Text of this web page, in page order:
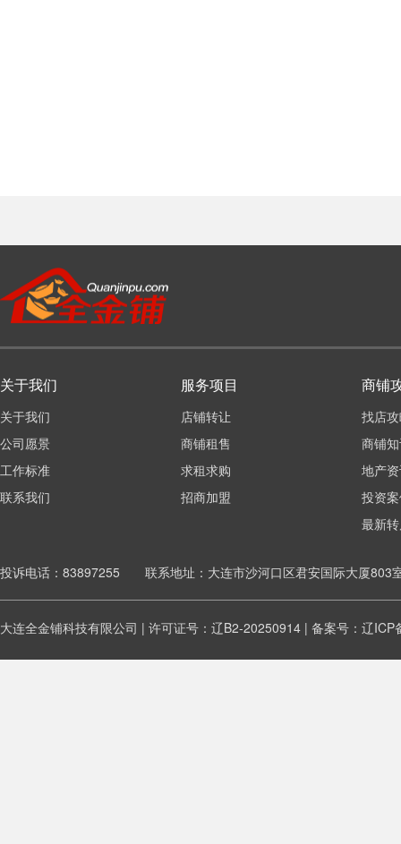
关于我们
关于我们
公司愿景
工作标准
联系我们
服务项目
店铺转让
商铺租售
求租求购
招商加盟
商铺
找店
商铺
地产
投资
最新
投诉电话：83897255 联系地址：大连市沙河口区君安国际大厦803
大连全金铺科技有限公司 | 许可证号：辽B2-20250914 | 备案号： 辽ICP